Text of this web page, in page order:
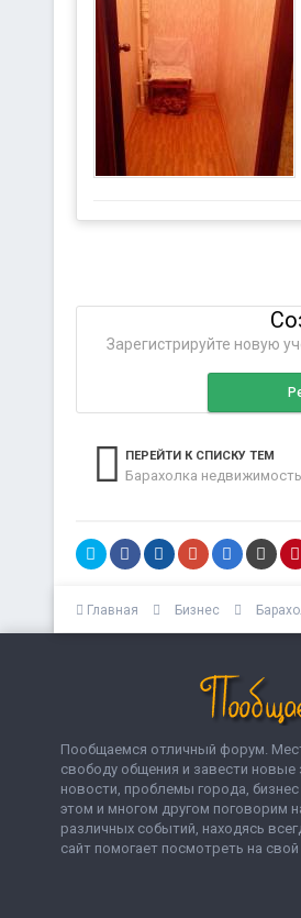
Зарегистрируйте новую
ПЕРЕЙТИ К СПИСКУ ТЕМ
Барахолка недвижимость
Главная Бизнес
Пообщаемся отличный форум.
свободу общения и завести
новости, проблемы города,
этом и многом другом поговорим
различных событий, находясь
сайт помогает посмотреть на